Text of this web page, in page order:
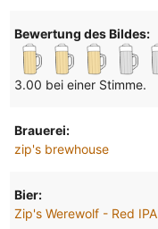
Bewertung des Bildes:
3.00 bei einer Stimme.
Brauerei:
zip's brewhouse
Bier:
Zip's Werewolf - Red IPA